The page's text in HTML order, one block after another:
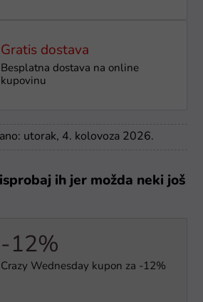
Gratis dostava
Besplatna dostava na online
kupovinu
utorak, 4. kolovoza 2026.
ih jer možda neki još
-12%
Crazy Wednesday kupon za -12%